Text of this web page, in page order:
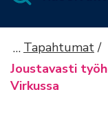
Tapahtumat
Joustavasti
Virkussa